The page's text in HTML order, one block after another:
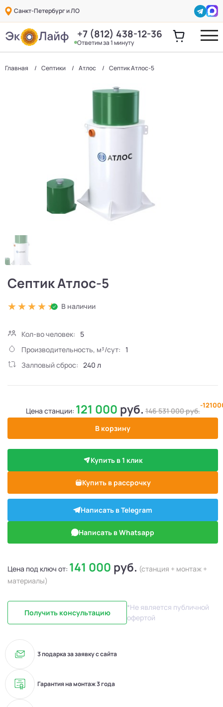
Санкт-Петербург и ЛО
+7 (812) 438-12-36
Ответим за 1 минуту
Главная Септики Атлос Септик Атлос-5
Септик Атлос-5
В наличии
Кол-во человек:
5
Производительность, м³/сут: 1
Залповый сброс: 240 л
Цена станции: 121 000 руб. 146 531 000руб.
-
В корзину
Купить в 1 клик
Купить в рассрочку
Написать в Telegram
Написать в Whatsapp
Цена под ключ от: 141 000 руб. (станция + монтаж +
материалы)
Получить консультацию
*Не является публичной
офертой
3 подарка за заявку с сайта
Гарантия на монтаж 3 года